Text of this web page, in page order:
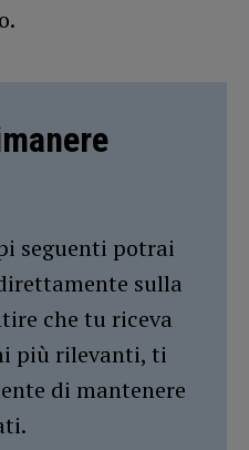
seguenti potrai
sulla
che tu riceva
più rilevanti, ti
di mantenere